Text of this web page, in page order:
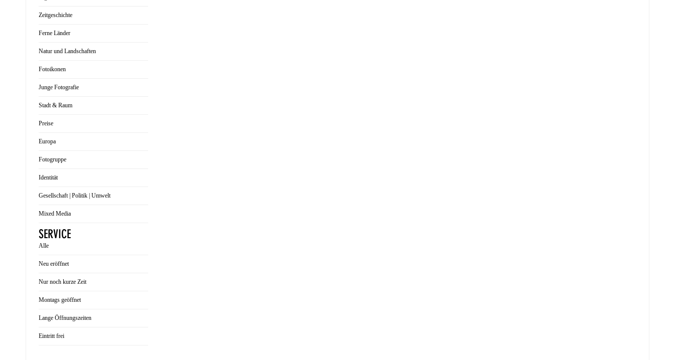
Zeitgeschichte
Ferne Länder
Natur und Landschaften
Fotoikonen
Junge Fotografie
Stadt & Raum
Preise
Europa
Fotogruppe
Identität
Gesellschaft | Politik | Umwelt
Mixed Media
SERVICE
Alle
Neu eröffnet
Nur noch kurze Zeit
Montags geöffnet
Lange Öffnungszeiten
Eintritt frei